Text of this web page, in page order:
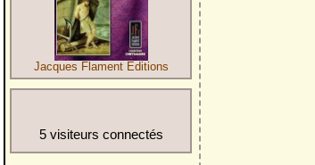
Jacques Flament Editions
5 visiteurs connectés